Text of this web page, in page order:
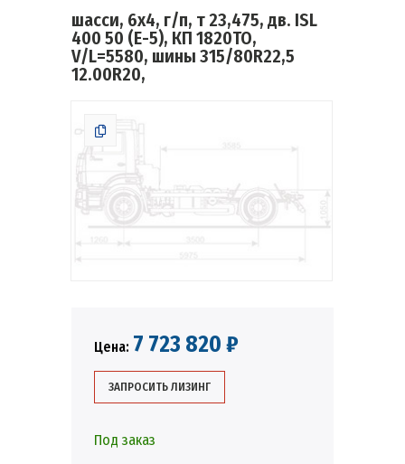
шасси, 6х4, г/п, т 23,475, дв. ISL
400 50 (Е-5), КП 1820TO,
V/L=5580, шины 315/80R22,5
12.00R20,
Цена: 7 723 820 ₽
ЗАПРОСИТЬ ЛИЗИНГ
Под заказ